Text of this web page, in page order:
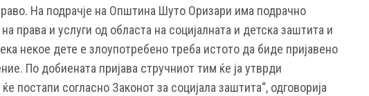
На подрачје на Општина Шуто Оризари има подрачно
права и услуги од областа на социјалната и детска заштита и
некое дете е злоупотребено треба истото да биде пријавено
По добиената пријава стручниот тим ќе ја утврди
постапи согласно Законот за социјала заштита“, одговорија